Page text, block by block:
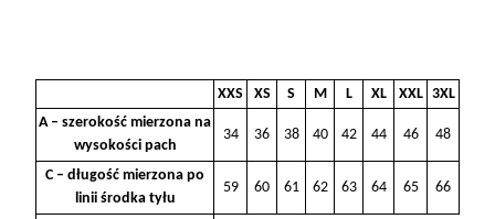
XXS XS S M L XL XXL 3XL
A – szerokość mierzona na
wysokości pach
34 36 38 40 42 44 46 48
C – długość mierzona po
linii środka tyłu
59 60 61 62 63 64 65 66